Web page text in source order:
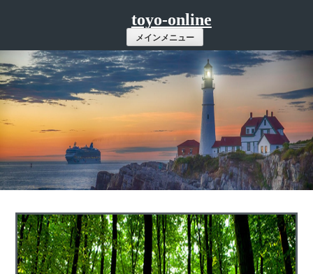
ツ
へ
ス
キ
ッ
プ
toyo-online
メインメニュー